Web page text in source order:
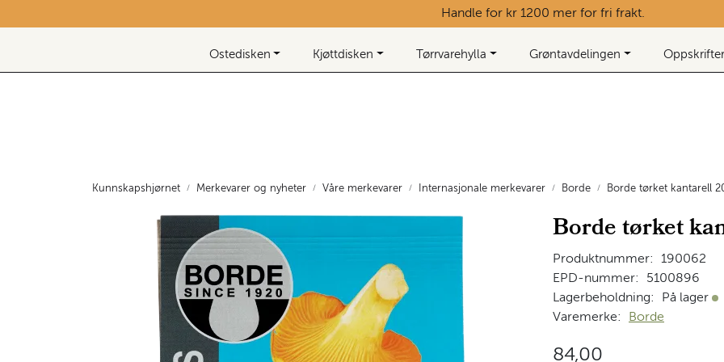
Handle for kr 1200 mer for fri frakt.
Ostedisken Kjøttdisken Tørrvarehylla Grøntavdelingen Oppskrifter
Kunnskapshjørnet Merkevarer og nyheter Våre merkevarer Internasjonale merkevarer Borde Borde tørket kantarell
Borde tørket
Produktnummer:
190062
EPD-nummer:
5100896
Lagerbeholdning:
På lager
Varemerke: Borde
84,00